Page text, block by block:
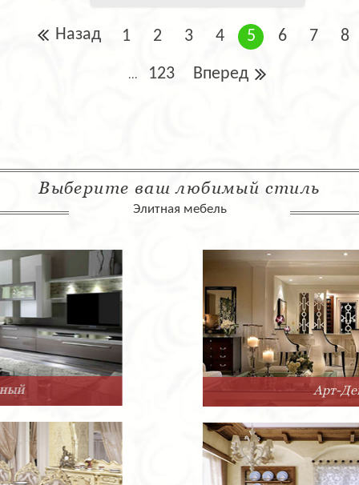
Назад 1 2 3 4 5 6 7 8
... 123 Вперед
Выберите ваш любимый стиль
Элитная мебель
Арт-Деко